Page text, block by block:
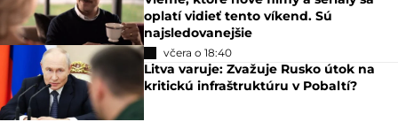
oplatí vidieť tento víkend. Sú
najsledovanejšie
včera o 18:40
Litva varuje: Zvažuje Rusko útok na
kritickú infraštruktúru v Pobaltí?